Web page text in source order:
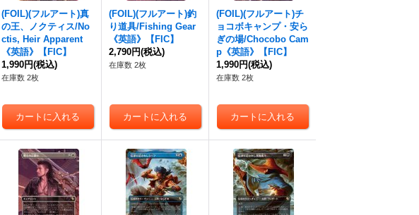
(FOIL)(フルアート)真
の王、ノクティス/No
ctis, Heir Apparent
《英語》【FIC】
1,990円(税込)
在庫数 2枚
(FOIL)(フルアート)釣
り道具/Fishing Gear
《英語》【FIC】
2,790円(税込)
在庫数 2枚
(FOIL)(フルアート)チ
ョコボキャンプ・安ら
ぎの場/Chocobo Cam
p《英語》【FIC】
1,990円(税込)
在庫数 2枚